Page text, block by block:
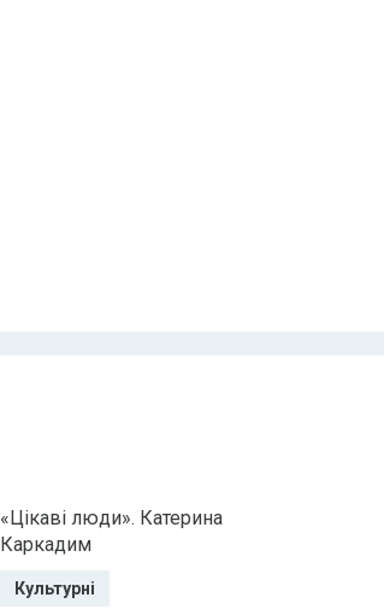
«Цікаві люди». Катерина
Каркадим
Культурні